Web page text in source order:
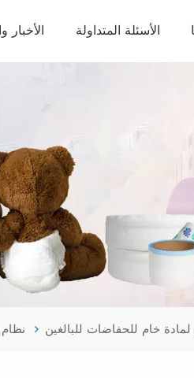
الأخبار الأسئلة المتداولة
خام للحفاضات للبالغين